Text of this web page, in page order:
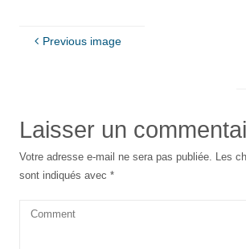
Previous image
Laisser un
Votre adresse e-mail ne sera pas publiée. Les
sont indiqués avec*